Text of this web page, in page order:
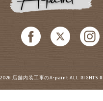
店舗内装工事のA-paint ALL RIGHTS